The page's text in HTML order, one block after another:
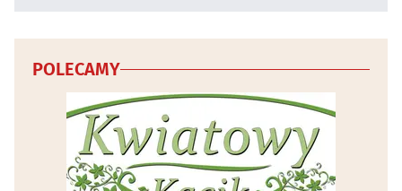
POLECAMY